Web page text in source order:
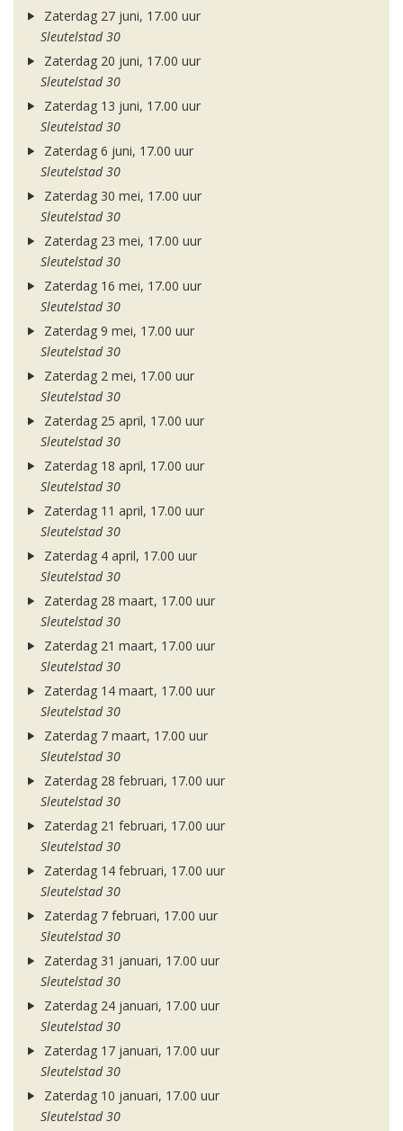
Zaterdag 27 juni, 17.00 uur
Sleutelstad 30
Zaterdag 20 juni, 17.00 uur
Sleutelstad 30
Zaterdag 13 juni, 17.00 uur
Sleutelstad 30
Zaterdag 6 juni, 17.00 uur
Sleutelstad 30
Zaterdag 30 mei, 17.00 uur
Sleutelstad 30
Zaterdag 23 mei, 17.00 uur
Sleutelstad 30
Zaterdag 16 mei, 17.00 uur
Sleutelstad 30
Zaterdag 9 mei, 17.00 uur
Sleutelstad 30
Zaterdag 2 mei, 17.00 uur
Sleutelstad 30
Zaterdag 25 april, 17.00 uur
Sleutelstad 30
Zaterdag 18 april, 17.00 uur
Sleutelstad 30
Zaterdag 11 april, 17.00 uur
Sleutelstad 30
Zaterdag 4 april, 17.00 uur
Sleutelstad 30
Zaterdag 28 maart, 17.00 uur
Sleutelstad 30
Zaterdag 21 maart, 17.00 uur
Sleutelstad 30
Zaterdag 14 maart, 17.00 uur
Sleutelstad 30
Zaterdag 7 maart, 17.00 uur
Sleutelstad 30
Zaterdag 28 februari, 17.00 uur
Sleutelstad 30
Zaterdag 21 februari, 17.00 uur
Sleutelstad 30
Zaterdag 14 februari, 17.00 uur
Sleutelstad 30
Zaterdag 7 februari, 17.00 uur
Sleutelstad 30
Zaterdag 31 januari, 17.00 uur
Sleutelstad 30
Zaterdag 24 januari, 17.00 uur
Sleutelstad 30
Zaterdag 17 januari, 17.00 uur
Sleutelstad 30
Zaterdag 10 januari, 17.00 uur
Sleutelstad 30